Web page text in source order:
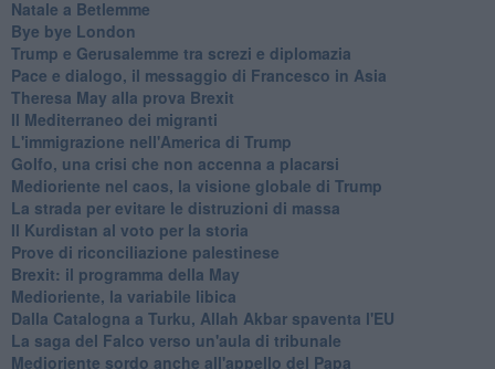
Natale a Betlemme
Bye bye London
Trump e Gerusalemme tra screzi e diplomazia
Pace e dialogo, il messaggio di Francesco in Asia
Theresa May alla prova Brexit
Il Mediterraneo dei migranti
L'immigrazione nell'America di Trump
Golfo, una crisi che non accenna a placarsi
Medioriente nel caos, la visione globale di Trump
La strada per evitare le distruzioni di massa
Il Kurdistan al voto per la storia
Prove di riconciliazione palestinese
Brexit: il programma della May
Medioriente, la variabile libica
Dalla Catalogna a Turku, Allah Akbar spaventa l'EU
La saga del Falco verso un'aula di tribunale
Medioriente sordo anche all'appello del Papa